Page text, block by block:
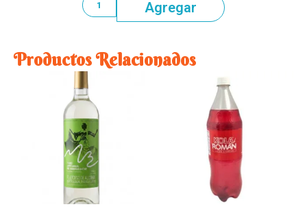
Agregar
Productos Relacionados